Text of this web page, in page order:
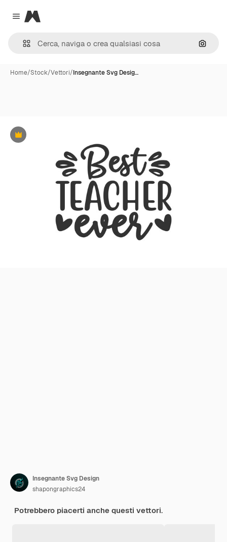
Close menu
Magnific
Cerca
Home/Stock/Vettori/Insegnante Svg Desig…
Premium
Insegnante Svg Design
shapongraphics24
Potrebbero piacerti anche questi vettori.